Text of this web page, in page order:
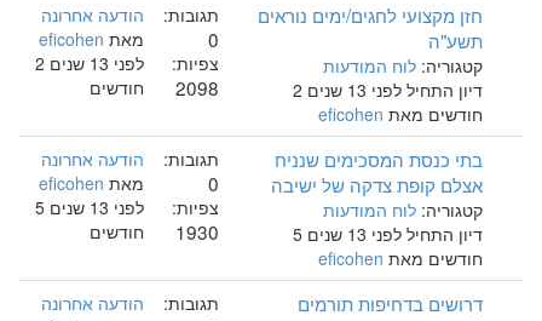
חזן מקצועי לחגים/ימים נוראים
תשע"ה
קטגוריה: לוח המודעות
דיון התחיל לפני 13 שנים 2
חודשים מאת eficohen
תגובות:
0
צפיות:
2098
הודעה אחרונה
מאת eficohen
לפני 13 שנים 2
חודשים
בתי כנסת המסכימים שנניח
אצלם קופת צדקה של ישיבה
קטגוריה: לוח המודעות
דיון התחיל לפני 13 שנים 5
חודשים מאת eficohen
תגובות:
0
צפיות:
1930
הודעה אחרונה
מאת eficohen
לפני 13 שנים 5
חודשים
דרושים בדחיפות תורמים
תגובות:
הודעה אחרונה